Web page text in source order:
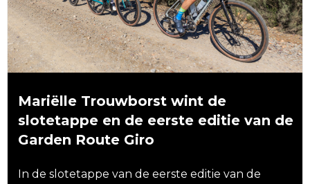
Mariëlle Trouwborst wint de
slotetappe en de eerste editie van de
Garden Route Giro
In de slotetappe van de eerste editie van de